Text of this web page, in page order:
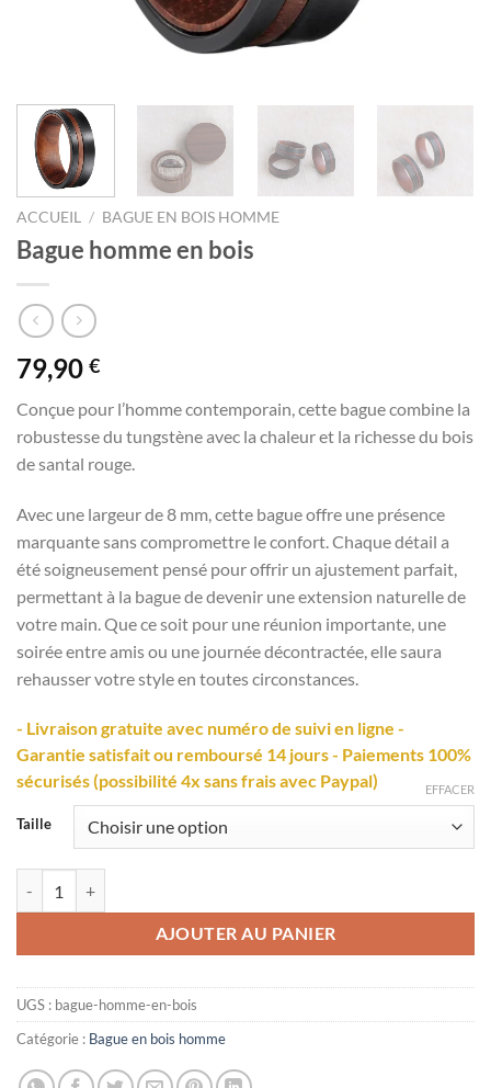
ACCUEIL / BAGUE EN BOIS HOMME
Bague homme en bois
79,90 €
Conçue pour l’homme contemporain, cette bague combine la
robustesse du tungstène avec la chaleur et la richesse du bois
de santal rouge.
Avec une largeur de 8 mm, cette bague offre une présence
marquante sans compromettre le confort. Chaque détail a
été soigneusement pensé pour offrir un ajustement parfait,
permettant à la bague de devenir une extension naturelle de
votre main. Que ce soit pour une réunion importante, une
soirée entre amis ou une journée décontractée, elle saura
rehausser votre style en toutes circonstances.
- Livraison gratuite avec numéro de suivi en ligne -
Garantie satisfait ou remboursé 14 jours- Paiements 100%
sécurisés (possibilité 4x sans frais avec Paypal)
Taille
EFFACER
AJOUTER AU PANIER
UGS : bague-homme-en-bois
Catégorie : Bague en bois homme